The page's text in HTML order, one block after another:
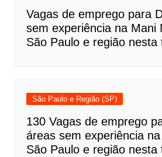
Vagas de emprego para
sem experiência na Mani
São Paulo e região nesta
São Paulo e Região (SP)
130 Vagas de emprego
áreas sem experiência
São Paulo e região nesta